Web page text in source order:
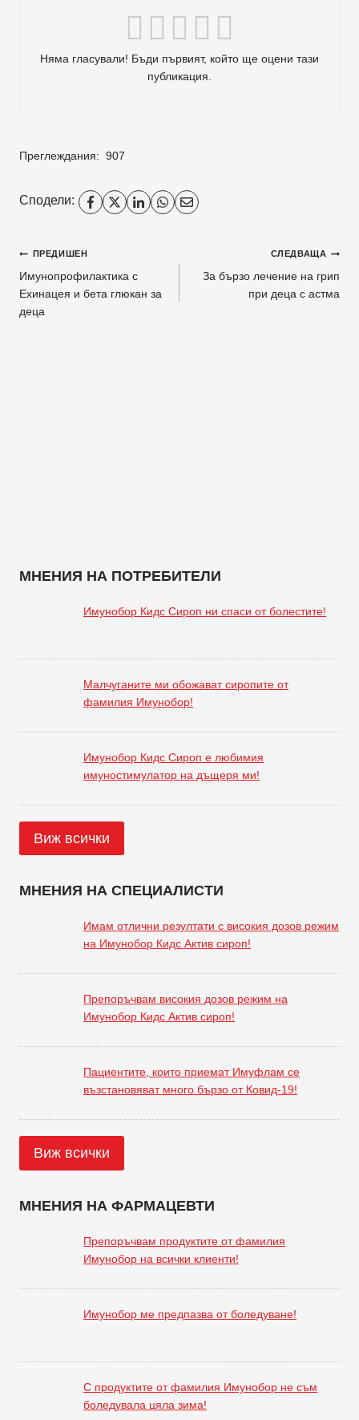
Няма гласували! Бъди първият, който ще оцени тази
публикация.
Преглеждания: 907
Сподели:
Навигация
ПРЕДИШЕН
Имунопрофилактика с
Ехинацея и бета глюкан за
деца
СЛЕДВАЩА
За бързо лечение на грип
при деца с астма
МНЕНИЯ НА ПОТРЕБИТЕЛИ
Имунобор Кидс Сироп ни спаси от болестите!
Малчуганите ми обожават сиропите от
фамилия Имунобор!
Имунобор Кидс Сироп е любимия
имуностимулатор на дъщеря ми!
Виж всички
МНЕНИЯ НА СПЕЦИАЛИСТИ
Имам отлични резултати с високия дозов режим
на Имунобор Кидс Актив сироп!
Препоръчвам високия дозов режим на
Имунобор Кидс Актив сироп!
Пациентите, които приемат Имуфлам се
възстановяват много бързо от Ковид-19!
Виж всички
МНЕНИЯ НА ФАРМАЦЕВТИ
Препоръчвам продуктите от фамилия
Имунобор на всички клиенти!
Имунобор ме предпазва от боледуване!
С продуктите от фамилия Имунобор не съм
боледувала цяла зима!